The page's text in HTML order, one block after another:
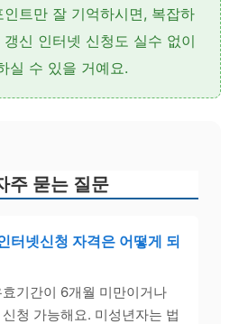
트만 잘 기억하시면, 복잡하
신 인터넷 신청도 실수 없이
실 수 있을 거예요.
주 묻는 질문
터넷신청 자격은 어떻게 되
기간이 6개월 미만이거나
청 가능해요. 미성년자는 법